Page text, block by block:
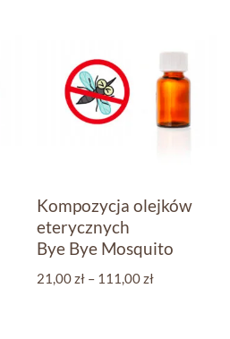
Kompozycja olejków
eterycznych
Bye Bye Mosquito
21,00zł – 111,00zł